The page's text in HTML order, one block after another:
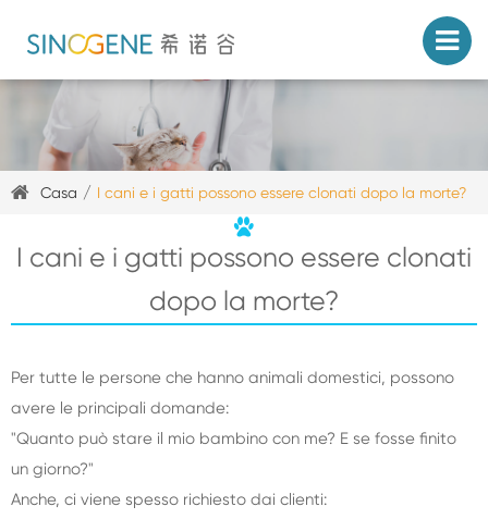
Casa I cani e i gatti possono essere clonati dopo la morte?
I cani e i gatti possono essere clonati
dopo la morte?
Per tutte le persone che hanno animali domestici, possono
avere le principali domande:
"Quanto può stare il mio bambino con me? E se fosse finito
un giorno?"
Anche, ci viene spesso richiesto dai clienti: